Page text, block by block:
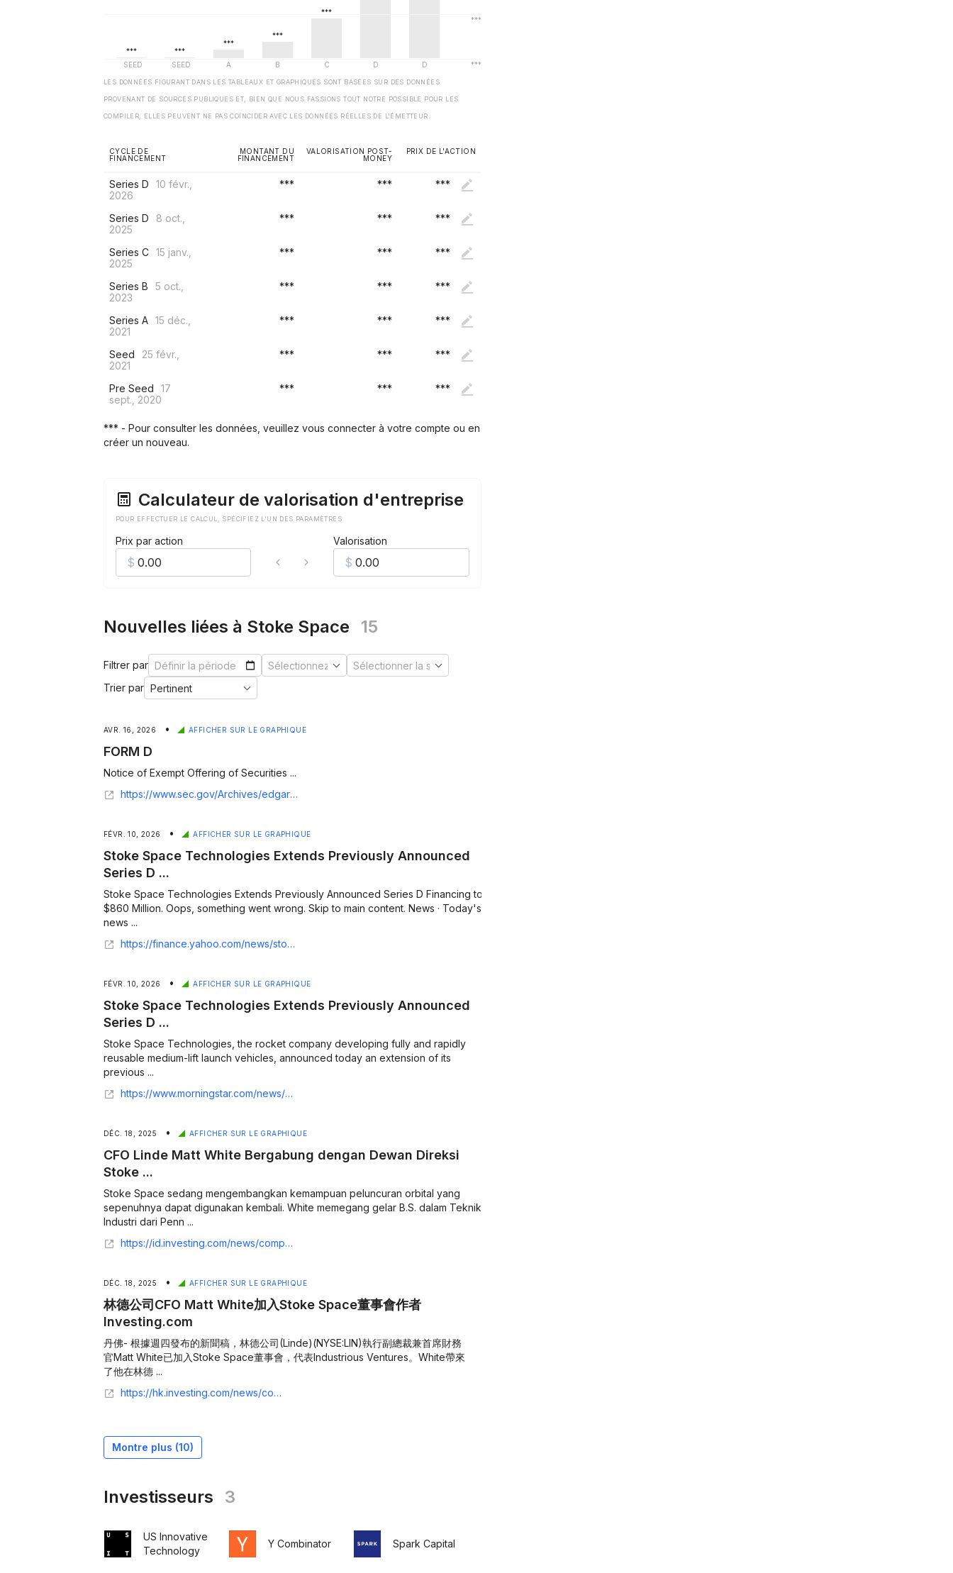
LES DONNÉES FIGURANT DANS LES TABLEAUX ET GRAPHIQUES SONT BASÉES SUR DES DONNÉES
PROVENANT DE SOURCES PUBLIQUES ET, BIEN QUE NOUS FASSIONS TOUT NOTRE POSSIBLE POUR LES
COMPILER, ELLES PEUVENT NE PAS COÏNCIDER AVEC LES DONNÉES RÉELLES DE L'ÉMETTEUR.
CYCLE DE
FINANCEMENT
MONTANT DU
FINANCEMENT
VALORISATION POST-
MONEY
PRIX DE L'ACTION
Series D
10 févr.,
2026
*** *** ***
Series D
8 oct.,
2025
*** *** ***
Series C 15 janv.,
2025
*** *** ***
Series B
5 oct.,
2023
*** *** ***
Series A 15 déc.,
2021
*** *** ***
Seed
25 févr.,
2021
*** *** ***
Pre Seed
17
sept., 2020
*** *** ***
*** - Pour consulter les données, veuillez vous connecter à votre compte ou en
créer un nouveau.
Calculateur de valorisation d'entreprise
POUR EFFECTUER LE CALCUL, SPÉCIFIEZ L'UN DES PARAMÈTRES
Prix par action Valorisation
Nouvelles liées à Stoke Space 15
Filtrer par
Trier par
AVR. 16, 2026 • AFFICHER SUR LE GRAPHIQUE
FORM D
Notice of Exempt Offering of Securities ...
https://www.sec.gov/Archives/edgar/data/1861415/000186141526000001/xslFormDX01/primary_doc.xml
FÉVR. 10, 2026 • AFFICHER SUR LE GRAPHIQUE
Stoke Space Technologies Extends Previously Announced
Series D ...
Stoke Space Technologies Extends Previously Announced Series D Financing to
$860 Million. Oops, something went wrong. Skip to main content. News · Today's
news ...
https://finance.yahoo.com/news/stoke-space-technologies-extends-previously-160000570.html
FÉVR. 10, 2026 • AFFICHER SUR LE GRAPHIQUE
Stoke Space Technologies Extends Previously Announced
Series D ...
Stoke Space Technologies, the rocket company developing fully and rapidly
reusable medium-lift launch vehicles, announced today an extension of its
previous ...
https://www.morningstar.com/news/business-wire/20260210581633/stoke-space-technologies-extends-previously-announced-series-d-financing-to-860-million
DÉC. 18, 2025 • AFFICHER SUR LE GRAPHIQUE
CFO Linde Matt White Bergabung dengan Dewan Direksi
Stoke ...
Stoke Space sedang mengembangkan kemampuan peluncuran orbital yang
sepenuhnya dapat digunakan kembali. White memegang gelar B.S. dalam Teknik
Industri dari Penn ...
https://id.investing.com/news/company-news/cfo-linde-matt-white-bergabung-dengan-dewan-direksi-stoke-space-93CH-2908459
DÉC. 18, 2025 • AFFICHER SUR LE GRAPHIQUE
林德公司CFO Matt White加入Stoke Space董事會作者
Investing.com
丹佛- 根據週四發布的新聞稿，林德公司(Linde)(NYSE:LIN)執行副總裁兼首席財務
官Matt White已加入Stoke Space董事會，代表Industrious Ventures。White帶來
了他在林德 ...
https://hk.investing.com/news/company-news/article-93CH-1240023
Montre plus (10)
Investisseurs 3
US Innovative
Technology
Y Combinator Spark Capital